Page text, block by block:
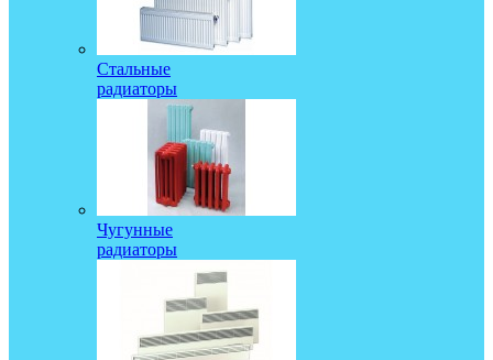
Стальные
радиаторы
Чугунные
радиаторы